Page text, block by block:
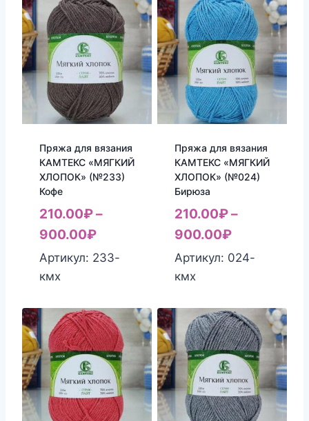
Пряжа для вязания
КАМТЕКС «МЯГКИЙ
ХЛОПОК» (№233)
Кофе
210.00₽–
900.00₽
Артикул: 233-
кмх
Пряжа для вязания
КАМТЕКС «МЯГКИЙ
ХЛОПОК» (№024)
Бирюза
210.00₽–
900.00₽
Артикул: 024-
кмх